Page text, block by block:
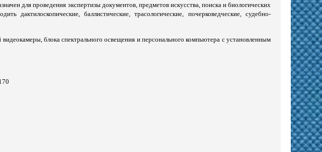
для проведения экспертизы документов, предметов искусства, поиска и биологических
дактилоскопические, баллистические, трасологические, почерковедческие, судебно-
блока спектрального освещения и персонального компьютера с установленным